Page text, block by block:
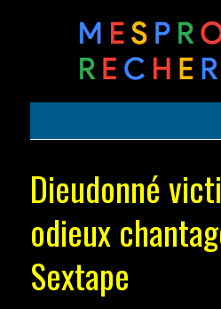
Dieudonné
odieux
Sextape